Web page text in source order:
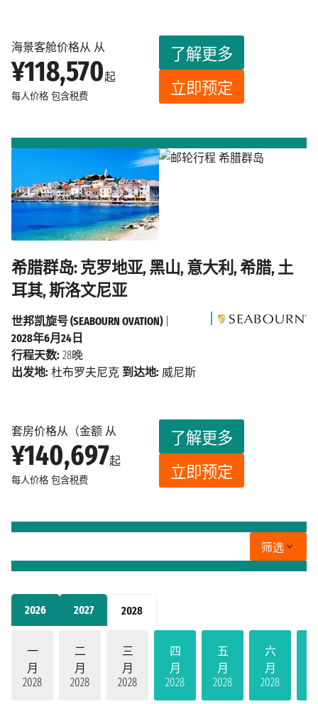
2026 2027 2028
一
月
2028
二
月
2028
三
月
2028
四
月
2028
五
月
2028
六
月
2028
海景客舱价格从 从
¥118,570起
每人价格 包含税费
了解更多
立即预定
希腊群岛: 克罗地亚, 黑山, 意大利, 希腊, 土
耳其, 斯洛文尼亚
套房价格从（金额 从
¥140,697起
每人价格 包含税费
了解更多
立即预定
世邦凯旋号 (SEABOURN OVATION)|
2028年6月24日
行程天数: 28晚
出发地: 杜布罗夫尼克 到达地: 威尼斯
筛选